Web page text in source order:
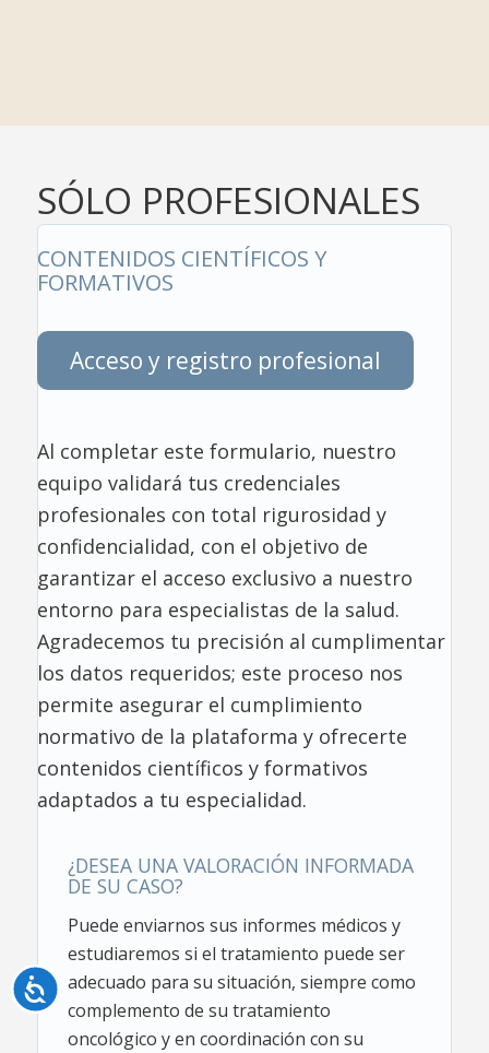
Accesibilidad
SÓLO PROFESIONALES
CONTENIDOS CIENTÍFICOS Y
FORMATIVOS
Acceso y registro profesional
Al completar este formulario, nuestro
equipo validará tus credenciales
profesionales con total rigurosidad y
confidencialidad, con el objetivo de
garantizar el acceso exclusivo a nuestro
entorno para especialistas de la salud.
Agradecemos tu precisión al cumplimentar
los datos requeridos; este proceso nos
permite asegurar el cumplimiento
normativo de la plataforma y ofrecerte
contenidos científicos y formativos
adaptados a tu especialidad.
¿DESEA UNA VALORACIÓN INFORMADA
DE SU CASO?
Puede enviarnos sus informes médicos y
estudiaremos si el tratamiento puede ser
adecuado para su situación, siempre como
complemento de su tratamiento
oncológico y en coordinación con su